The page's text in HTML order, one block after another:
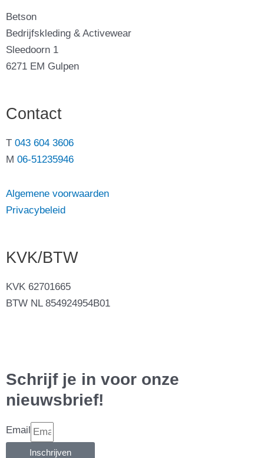
Betson
Bedrijfskleding & Activewear
Sleedoorn 1
6271 EM Gulpen
Contact
T 043 604 3606
M 06-51235946
Algemene voorwaarden
Privacybeleid
KVK/BTW
KVK 62701665
BTW NL 854924954B01
Schrijf je in voor onze
nieuwsbrief!
Email
Inschrijven